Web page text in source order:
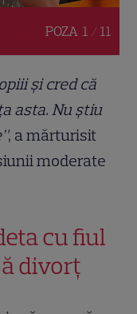
POZA 1 / 11
și cred că
asta. Nu știu
, a mărturisit
moderate
cu fiul
divorț